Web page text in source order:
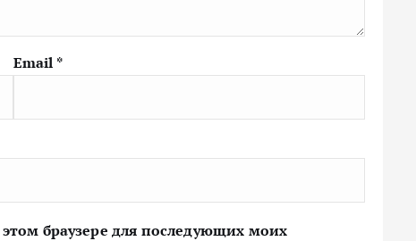
Email *
браузере для последующих моих